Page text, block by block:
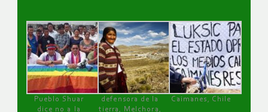
Pueblo Shuar
dice no a la
defensora de la
tierra, Melchora,
Caimanes, Chile